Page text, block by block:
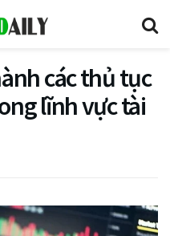
các thủ tục
lĩnh vực tài